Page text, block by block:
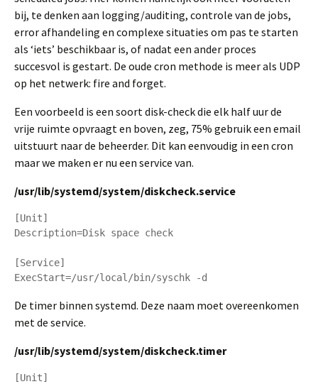
bij, te denken aan logging/auditing, controle van de jobs,
error afhandeling en complexe situaties om pas te starten
als ‘iets’ beschikbaar is, of nadat een ander proces
succesvol is gestart. De oude cron methode is meer als UDP
op het netwerk: fire and forget.
Een voorbeeld is een soort disk-check die elk half uur de
vrije ruimte opvraagt en boven, zeg, 75% gebruik een email
uitstuurt naar de beheerder. Dit kan eenvoudig in een cron
maar we maken er nu een service van.
/usr/lib/systemd/system/diskcheck.service
[Unit]
Description=Disk space check
[Service]
ExecStart=/usr/local/bin/syschk -d
De timer binnen systemd. Deze naam moet overeenkomen
met de service.
/usr/lib/systemd/system/diskcheck.timer
[Unit]